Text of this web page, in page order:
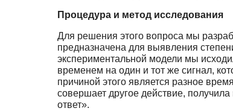
Процедура и метод исследования
Для решения этого вопроса мы
предназначена для выявления
экспериментальной модели мы
временем на один и тот же сигнал,
причиной этого является разное
совершает другое действие,
ответ».